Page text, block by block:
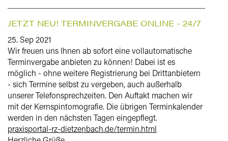
JETZT NEU! TERMINVERGABE ONLINE - 24/7
25. Sep 2021
Wir freuen uns Ihnen ab sofort eine vollautomatische
Terminvergabe anbieten zu können! Dabei ist es
möglich - ohne weitere Registrierung bei Drittanbietern
- sich Termine selbst zu vergeben, auch außerhalb
unserer Telefonsprechzeiten. Den Auftakt machen wir
mit der Kernspintomografie. Die übrigen Terminkalender
werden in den nächsten Tagen eingepflegt.
praxisportal-rz-dietzenbach.de/termin.html